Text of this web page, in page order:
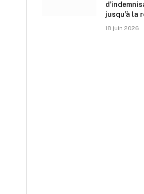
jusqu’à la
18 juin 2026